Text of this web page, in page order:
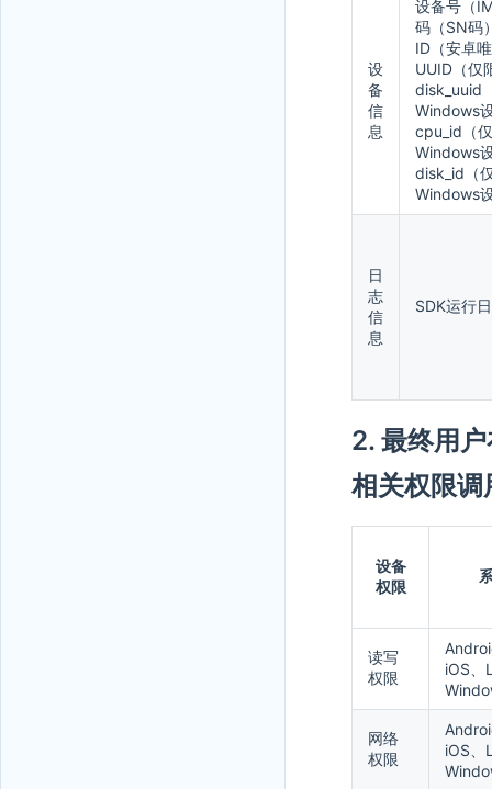
设
备
信
息
设备号（
码（SN码
ID（安卓
UUID（仅
disk_uuid
Windows
cpu_id（
Windows
disk_id（
Windows
日
志
信
息
SDK运行
2. 最终用
相关权限调
设备
权限
读写
权限
iOS、
网络
权限
iOS、